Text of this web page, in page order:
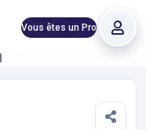
Vous êtes un Pro